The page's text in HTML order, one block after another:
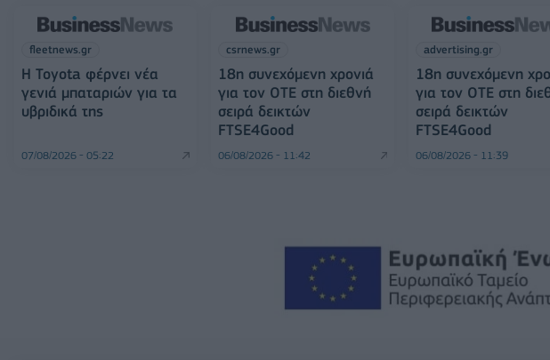
fleetnews.gr
Η Toyota φέρνει νέα
γενιά μπαταριών για τα
υβριδικά της
07/08/2026 - 05:22
csrnews.gr
18η συνεχόμενη χρονιά
για τον ΟΤΕ στη διεθνή
σειρά δεικτών
FTSE4Good
06/08/2026 - 11:42
advertising.gr
18η συνεχόμενη
για τον ΟΤΕ στη
σειρά δεικτών
FTSE4Good
06/08/2026 - 11:39